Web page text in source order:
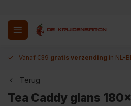
Vanaf €39 gratis verzending in NL-
Terug
Tea Caddy glans